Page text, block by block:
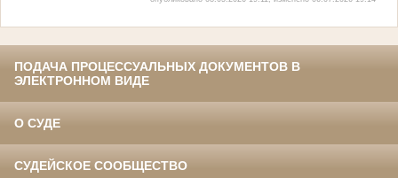
ПОДАЧА ПРОЦЕССУАЛЬНЫХ ДОКУМЕНТОВ В
ЭЛЕКТРОННОМ ВИДЕ
О СУДЕ
СУДЕЙСКОЕ СООБЩЕСТВО